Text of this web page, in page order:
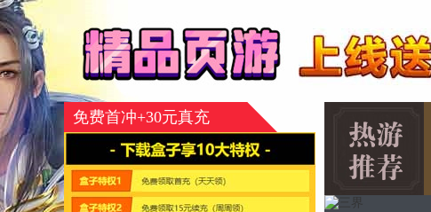
免费首冲+30元真充